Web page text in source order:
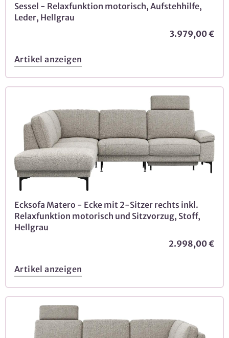
Sessel - Relaxfunktion motorisch, Aufstehhilfe,
Leder, Hellgrau
3.979,00 €
Artikel anzeigen
Ecksofa Matero - Ecke mit 2-Sitzer rechts inkl.
Relaxfunktion motorisch und Sitzvorzug, Stoff,
Hellgrau
2.998,00 €
Artikel anzeigen